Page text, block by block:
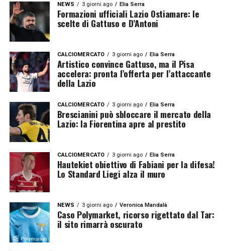
NEWS 3 giorni ago Elia Serra
Formazioni ufficiali Lazio Ostiamare: le
scelte di Gattuso e D’Antoni
CALCIOMERCATO 3 giorni ago Elia Serra
Artistico convince Gattuso, ma il Pisa
accelera: pronta l’offerta per l’attaccante
della Lazio
CALCIOMERCATO 3 giorni ago Elia Serra
Brescianini può sbloccare il mercato della
Lazio: la Fiorentina apre al prestito
CALCIOMERCATO 3 giorni ago Elia Serra
Hautekiet obiettivo di Fabiani per la difesa!
Lo Standard Liegi alza il muro
NEWS 3 giorni ago Veronica Mandalà
Caso Polymarket, ricorso rigettato dal Tar:
il sito rimarrà oscurato